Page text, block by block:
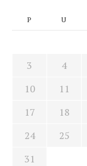
P U
3
4
10
11
17
18
24
25
31